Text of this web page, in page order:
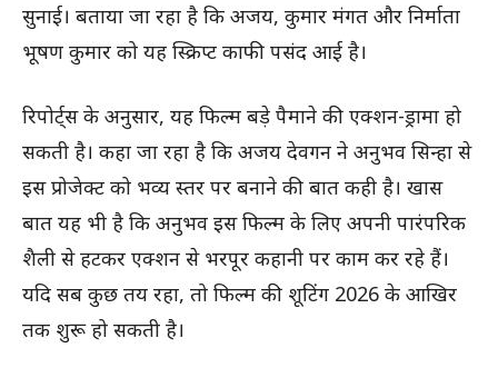
सुनाई। बताया जा रहा है कि अजय, कुमार मंगत और निर्माता
भूषण कुमार को यह स्क्रिप्ट काफी पसंद आई है।
रिपोर्ट्स के अनुसार, यह फिल्म बड़े पैमाने की एक्शन-ड्रामा हो
सकती है। कहा जा रहा है कि अजय देवगन ने अनुभव सिन्हा से
इस प्रोजेक्ट को भव्य स्तर पर बनाने की बात कही है। खास
बात यह भी है कि अनुभव इस फिल्म के लिए अपनी पारंपरिक
शैली से हटकर एक्शन से भरपूर कहानी पर काम कर रहे हैं।
यदि सब कुछ तय रहा, तो फिल्म की शूटिंग 2026 के आखिर
तक शुरू हो सकती है।